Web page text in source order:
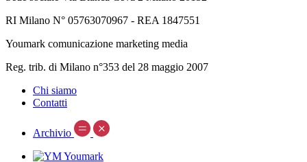
RI Milano N° 05763070967 - REA 1847551
Youmark comunicazione marketing media
Reg. trib. di Milano n°353 del 28 maggio 2007
Chi siamo
Contatti
Archivio